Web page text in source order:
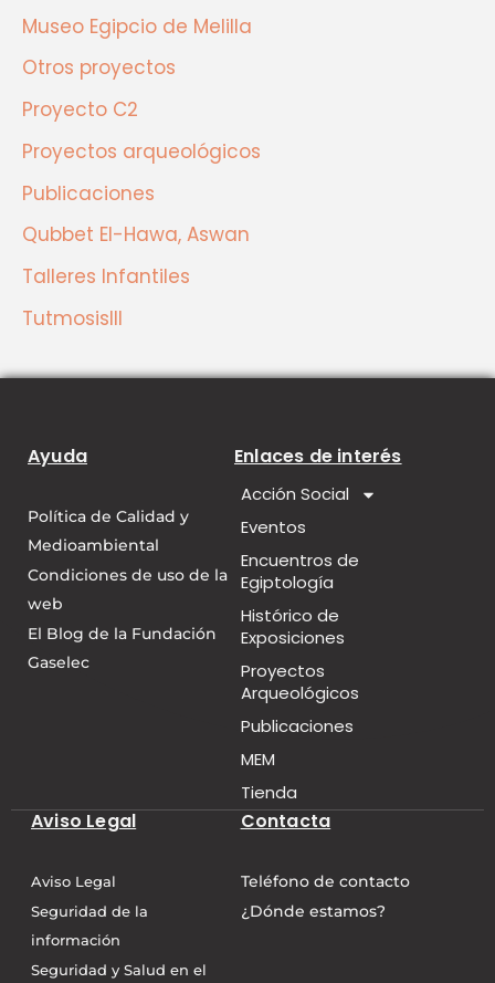
Museo Egipcio de Melilla
Otros proyectos
Proyecto C2
Proyectos arqueológicos
Publicaciones
Qubbet El-Hawa, Aswan
Talleres Infantiles
TutmosisIII
Ayuda
Política de Calidad y
Medioambiental
Condiciones de uso de la
web
El Blog de la Fundación
Gaselec
Enlaces de interés
Acción Social
Eventos
Encuentros de
Egiptología
Histórico de
Exposiciones
Proyectos
Arqueológicos
Publicaciones
MEM
Tienda
Aviso Legal
Aviso Legal
Seguridad de la
información
Seguridad y Salud en el
Contacta
Teléfono de contacto
¿Dónde estamos?